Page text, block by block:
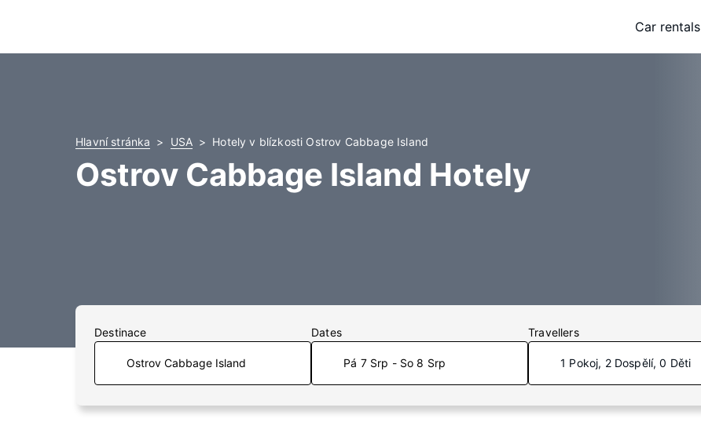
Car rentals
Hlavní stránka USA Hotely v blízkosti Ostrov Cabbage Island
Ostrov Cabbage Island Hotely
Destinace Dates
Pá 7 Srp - So 8 Srp
Travellers
1 Pokoj, 2 Dospělí, 0 Děti